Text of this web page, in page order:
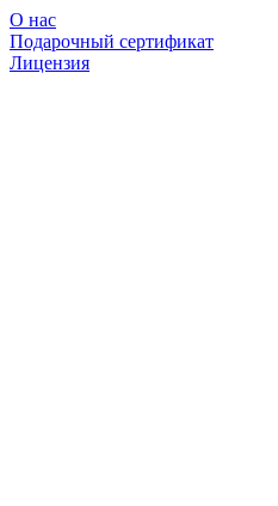
О нас
Подарочный сертификат
Лицензия